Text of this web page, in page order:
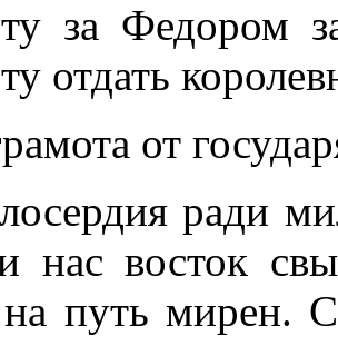
за Федором
отдать
от
ради
нас восток
путь мирен.